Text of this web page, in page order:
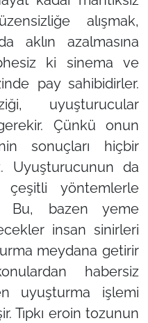
alışmak,
aklın azalmasına
ki sinema ve
pay sahibidirler.
uyuşturucular
Çünkü onun
sonuçları hiçbir
Uyuşturucunun da
çeşitli yöntemlerle
Bu, bazen yeme
insan sinirleri
meydana getirir
habersiz
uyuşturma işlemi
Tıpkı eroin tozunun